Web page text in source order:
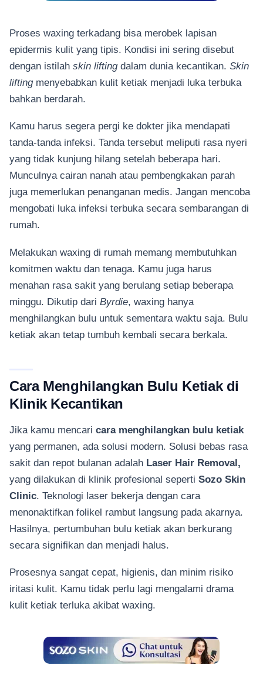
Proses waxing terkadang bisa merobek lapisan
epidermis kulit yang tipis. Kondisi ini sering disebut
dengan istilah skin liftingdalam dunia kecantikan. Skin
liftingmenyebabkan kulit ketiak menjadi luka terbuka
bahkan berdarah.
Kamu harus segera pergi ke dokter jika mendapati
tanda-tanda infeksi. Tanda tersebut meliputi rasa nyeri
yang tidak kunjung hilang setelah beberapa hari.
Munculnya cairan nanah atau pembengkakan parah
juga memerlukan penanganan medis. Jangan mencoba
mengobati luka infeksi terbuka secara sembarangan di
rumah.
Melakukan waxing di rumah memang membutuhkan
komitmen waktu dan tenaga. Kamu juga harus
menahan rasa sakit yang berulang setiap beberapa
minggu. Dikutip dari Byrdie , waxing hanya
menghilangkan bulu untuk sementara waktu saja. Bulu
ketiak akan tetap tumbuh kembali secara berkala.
Cara Menghilangkan Bulu Ketiak di
Klinik Kecantikan
Jika kamu mencari cara menghilangkan bulu ketiak
yang permanen, ada solusi modern. Solusi bebas rasa
sakit dan repot bulanan adalah Laser Hair Removal,
yang dilakukan di klinik profesional seperti Sozo Skin
Clinic. Teknologi laser bekerja dengan cara
menonaktifkan folikel rambut langsung pada akarnya.
Hasilnya, pertumbuhan bulu ketiak akan berkurang
secara signifikan dan menjadi halus.
Prosesnya sangat cepat, higienis, dan minim risiko
iritasi kulit. Kamu tidak perlu lagi mengalami drama
kulit ketiak terluka akibat waxing.